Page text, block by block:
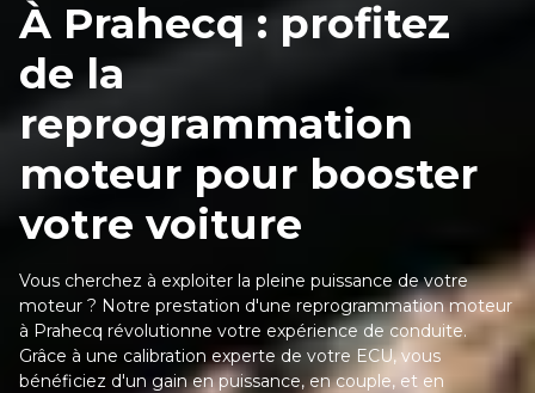
À Prahecq : profitez
de la
reprogrammation
moteur pour booster
votre voiture
Vous cherchez à exploiter la pleine puissance de votre
moteur ? Notre prestation d'une reprogrammation moteur
à Prahecq révolutionne votre expérience de conduite.
Grâce à une calibration experte de votre ECU, vous
bénéficiez d'un gain en puissance, en couple, et en